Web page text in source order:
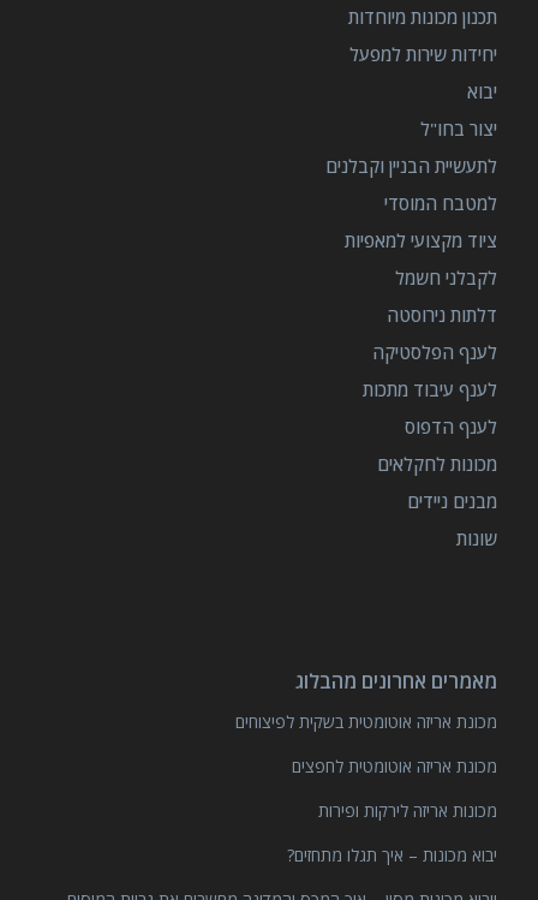
תכנון מכונות מיוחדות
יחידות שירות למפעל
יבוא
יצור בחו"ל
לתעשיית הבניין וקבלנים
למטבח המוסדי
ציוד מקצועי למאפיות
לקבלני חשמל
דלתות נירוסטה
לענף הפלסטיקה
לענף עיבוד מתכות
לענף הדפוס
מכונות לחקלאים
מבנים ניידים
שונות
מאמרים אחרונים מהבלוג
מכונת אריזה אוטומטית בשקית לפיצוחים
מכונת אריזה אוטומטית לחפצים
מכונות אריזה לירקות ופירות
יבוא מכונות – איך תגלו מתחזים?